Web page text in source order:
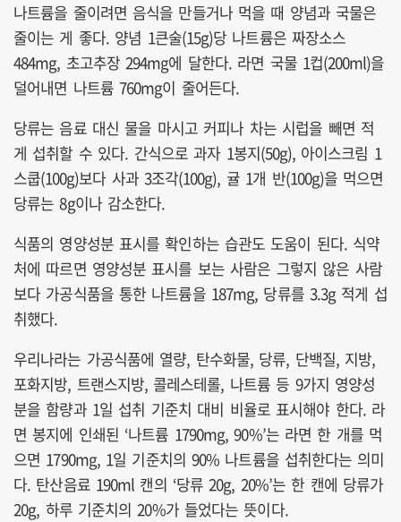
나트륨을 줄이려면 음식을 만들거나 먹을 때 양념과 국물은
줄이는 게 좋다. 양념 1큰술(15g)당 나트륨은 짜장소스
484mg, 초고추장 294mg에 달한다. 라면 국물 1컵(200ml)을
덜어내면 나트륨 760mg이 줄어든다.
당류는 음료 대신 물을 마시고 커피나 차는 시럽을 빼면 적
게 섭취할 수 있다. 간식으로 과자 1봉지(50g), 아이스크림 1
스쿱(100g)보다 사과 3조각(100g), 귤 1개 반(100g)을 먹으면
당류는 8g이나 감소한다.
식품의 영양성분 표시를 확인하는 습관도 도움이 된다. 식약
처에 따르면 영양성분 표시를 보는 사람은 그렇지 않은 사람
보다 가공식품을 통한 나트륨을 187mg, 당류를 3.3g 적게 섭
취했다.
우리나라는 가공식품에 열량, 탄수화물, 당류, 단백질, 지방,
포화지방, 트랜스지방, 콜레스테롤, 나트륨 등 9가지 영양성
분을 함량과 1일 섭취 기준치 대비 비율로 표시해야 한다. 라
면 봉지에 인쇄된 ‘나트륨 1790mg, 90%’는 라면 한 개를 먹
으면 1790mg, 1일 기준치의 90% 나트륨을 섭취한다는 의미
다. 탄산음료 190ml 캔의 ‘당류 20g, 20%’는 한 캔에 당류가
20g, 하루 기준치의 20%가 들었다는 뜻이다.